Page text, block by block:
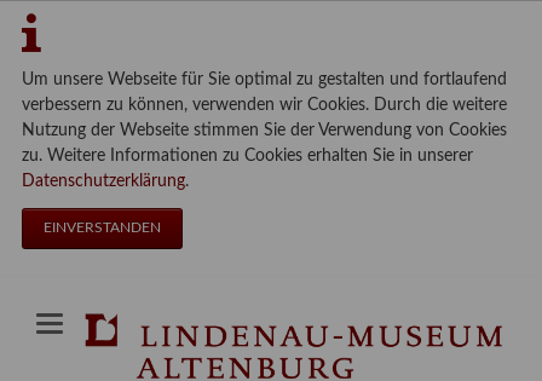
Um unsere Webseite für Sie optimal zu gestalten und fortlaufend
verbessern zu können, verwenden wir Cookies. Durch die weitere
Nutzung der Webseite stimmen Sie der Verwendung von Cookies
zu. Weitere Informationen zu Cookies erhalten Sie in unserer
Datenschutzerklärung.
EINVERSTANDEN